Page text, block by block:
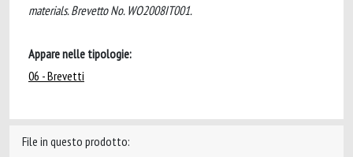
materials. Brevetto No. WO2008IT001.
Appare nelle tipologie:
06 - Brevetti
File in questo prodotto: